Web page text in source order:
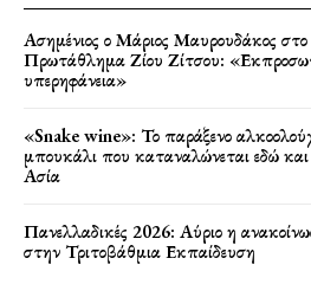
Ασημένιος ο Μάριος Μαυρουδάκος
Πρωτάθλημα Ζίου Ζίτσου:
υπερηφάνεια»
«Snake wine»: Το παράξενο
μπουκάλι που καταναλώνεται εδώ και
Ασία
Πανελλαδικές 2026: Αύριο η
στην Τριτοβάθμια Εκπαίδευση